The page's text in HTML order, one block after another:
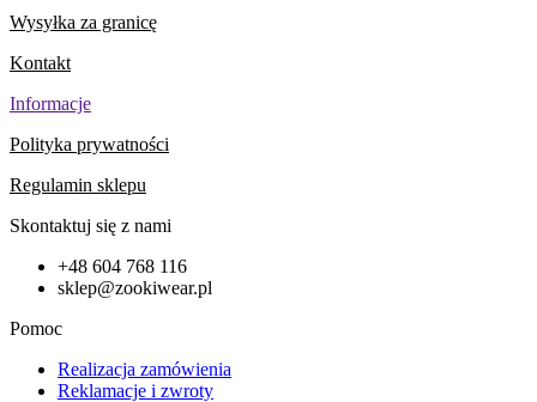
Wysyłka za granicę
Kontakt
Informacje
Polityka prywatności
Regulamin sklepu
Skontaktuj się z nami
+48 604 768 116
sklep@zookiwear.pl
Pomoc
Realizacja zamówienia
Reklamacje i zwroty